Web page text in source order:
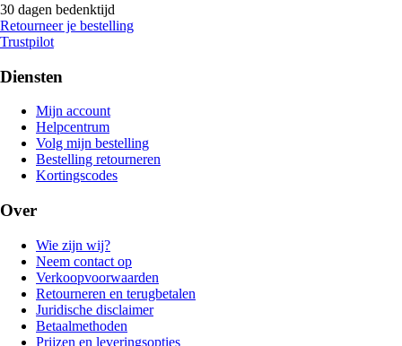
30 dagen bedenktijd
Retourneer je bestelling
Trustpilot
Diensten
Mijn account
Helpcentrum
Volg mijn bestelling
Bestelling retourneren
Kortingscodes
Over
Wie zijn wij?
Neem contact op
Verkoopvoorwaarden
Retourneren en terugbetalen
Juridische disclaimer
Betaalmethoden
Prijzen en leveringsopties